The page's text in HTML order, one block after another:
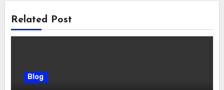
Related Post
Blog